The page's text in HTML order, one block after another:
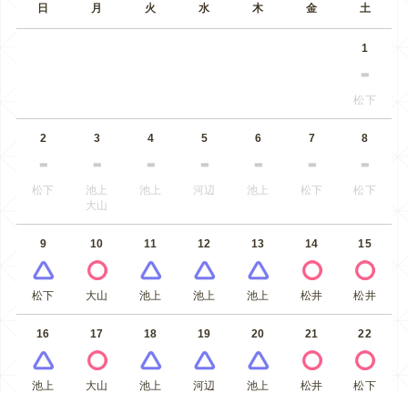
日 月 火 水 木 金 土
1
松下
2
松下
3
池上
大山
4
池上
5
河辺
6
池上
7
松下
8
松下
9
松下
10
大山
11
池上
12
池上
13
池上
14
松井
15
松井
16
池上
17
大山
18
池上
19
河辺
20
池上
21
松井
22
松下